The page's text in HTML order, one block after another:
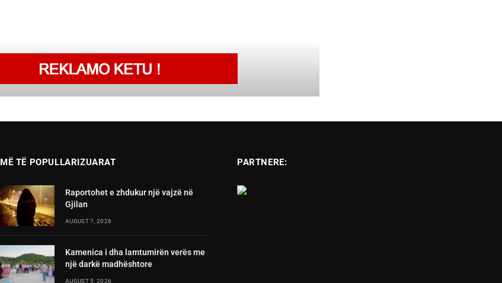
MË TË POPULLARIZUARAT
Raportohet e zhdukur një vajzë në
Gjilan
AUGUST 7, 2026
Kamenica i dha lamtumirën verës me
një darkë madhështore
AUGUST 5, 2026
PARTNERE: